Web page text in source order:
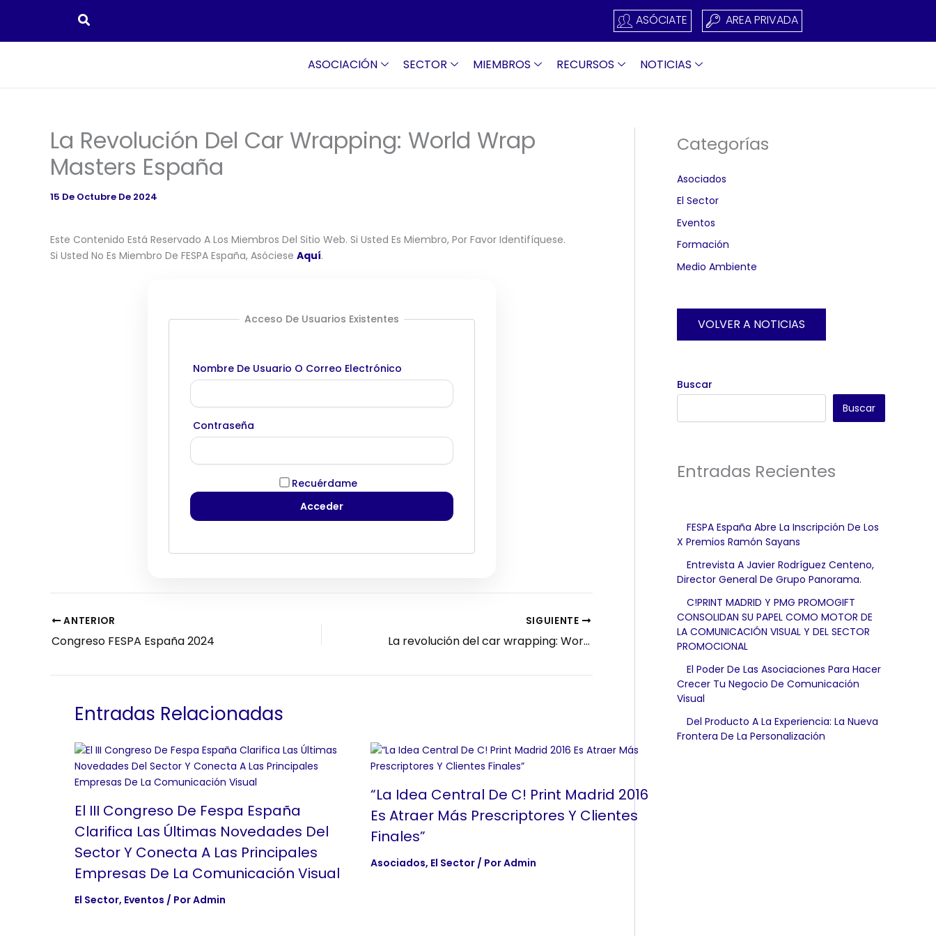
Contenido
ASÓCIATE AREA PRIVADA
ASOCIACIÓN SECTOR MIEMBROS RECURSOS NOTICIAS
La Revolución Del Car Wrapping: World Wrap
Masters España
15 De Octubre De 2024
Este Contenido Está Reservado A Los Miembros Del Sitio Web. Si Usted Es Miembro, Por Favor Identifíquese.
Si Usted No Es Miembro De FESPA España, Asóciese Aquí.
Acceso De Usuarios Existentes
Nombre De Usuario O Correo Electrónico
Contraseña
Recuérdame
ANTERIOR
Congreso FESPA España 2024
SIGUIENTE
La revolución del car wrapping: World Wrap Masters España
Entradas Relacionadas
El III Congreso De Fespa España
Clarifica Las Últimas Novedades Del
Sector Y Conecta A Las Principales
Empresas De La Comunicación Visual
El Sector, Eventos / PorAdmin
“La Idea Central De C! Print Madrid 2016
Es Atraer Más Prescriptores Y Clientes
Finales”
Asociados, El Sector / PorAdmin
Categorías
Asociados
El Sector
Eventos
Formación
Medio Ambiente
VOLVER A NOTICIAS
Buscar
Buscar
Entradas Recientes
FESPA España Abre La Inscripción De Los
X Premios Ramón Sayans
Entrevista A Javier Rodríguez Centeno,
Director General De Grupo Panorama.
C!PRINT MADRID Y PMG PROMOGIFT
CONSOLIDAN SU PAPEL COMO MOTOR DE
LA COMUNICACIÓN VISUAL Y DEL SECTOR
PROMOCIONAL
El Poder De Las Asociaciones Para Hacer
Crecer Tu Negocio De Comunicación
Visual
Del Producto A La Experiencia: La Nueva
Frontera De La Personalización